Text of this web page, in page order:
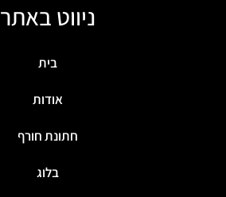
ניווט באתר
בית
אודות
חתונת חורף
בלוג